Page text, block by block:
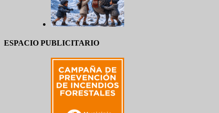
ESPACIO PUBLICITARIO